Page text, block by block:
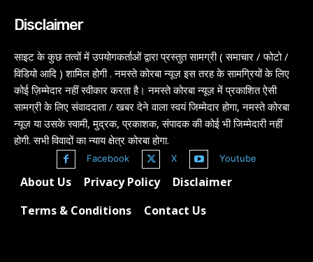
Disclaimer
साइट के कुछ तत्वों में उपयोगकर्ताओं द्वारा प्रस्तुत सामग्री ( समाचार / फोटो /
विडियो आदि ) शामिल होगी . नमस्ते कोरबा न्यूज़ इस तरह के सामग्रियों के लिए
कोई ज़िम्मेदार नहीं स्वीकार करता है। नमस्ते कोरबा न्यूज़ में प्रकाशित ऐसी
सामग्री के लिए संवाददाता / खबर देने वाला स्वयं जिम्मेदार होगा, नमस्ते कोरबा
न्यूज़ या उसके स्वामी, मुद्रक, प्रकाशक, संपादक की कोई भी जिम्मेदारी नहीं
होगी. सभी विवादों का न्याय क्षेत्र कोरबा होगा.
Facebook X Youtube
About Us Privacy Policy
Disclaimer
Terms & Conditions
Contact Us